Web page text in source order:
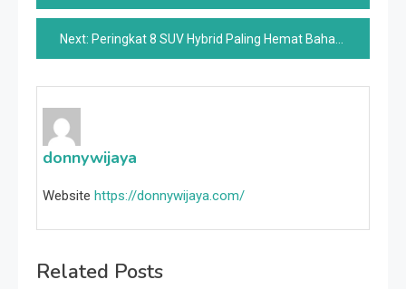
navigation
Next: Peringkat 8 SUV Hybrid Paling Hemat Bahan Bakar
donnywijaya
Website https://donnywijaya.com/
Related Posts